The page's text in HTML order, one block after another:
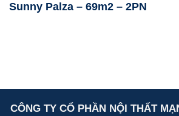
Sunny Palza – 69m2 – 2PN
CÔNG TY CỔ PHẦN NỘI THẤT